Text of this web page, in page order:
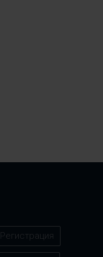
Регистрация